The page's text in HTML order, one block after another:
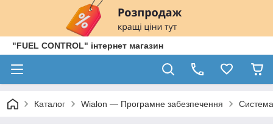
"FUEL CONTROL" інтернет магазин
Каталог Wialon — Програмне забезпечення